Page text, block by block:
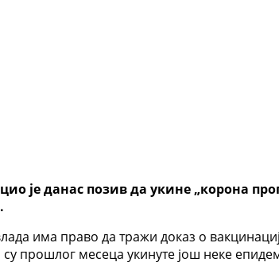
је данас позив да укине „корона
има право да тражи доказ о
прошлог месеца укинуте још неке